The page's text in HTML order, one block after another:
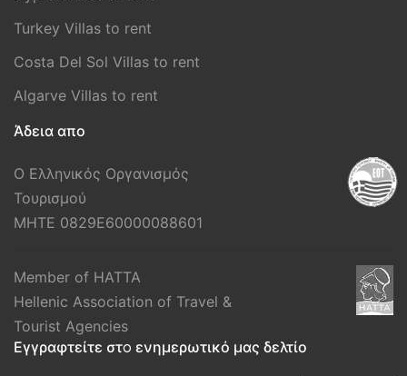
Turkey Villas to rent
Costa Del Sol Villas to rent
Algarve Villas to rent
Άδεια απο
Ο Ελληνικός Οργανισμός
Τουρισμού
MHTE 0829E60000088601
Member of HATTA
Hellenic Association of Travel &
Tourist Agencies
Εγγραφτείτε στo ενημερωτικό μας δελτίο